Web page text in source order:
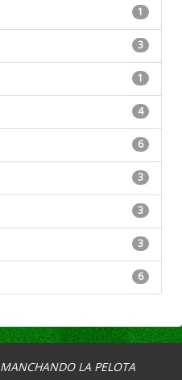
1
3
1
4
6
3
3
3
6
MANCHANDO LA PELOTA